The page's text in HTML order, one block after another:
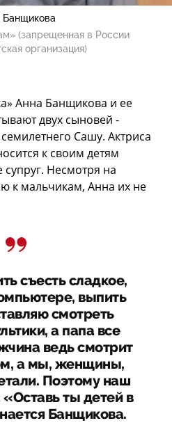
Банщикова
(запрещенная в России
организация)
Анна Банщикова и ее
двух сыновей -
Сашу. Актриса
к своим детям
Несмотря на
к мальчикам, Анна их не
съесть сладкое,
выпить
смотреть
а папа все
ведь смотрит
а мы, женщины,
Поэтому наш
«Оставь ты детей в
Банщикова.